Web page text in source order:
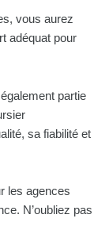
vous aurez
adéquat pour
partie
sa fiabilité et
les agences
N’oubliez pas